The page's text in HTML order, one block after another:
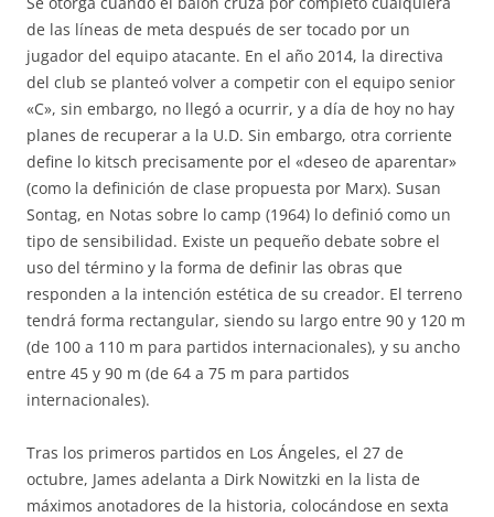
de las líneas de meta después de ser tocado por un
jugador del equipo atacante. En el año 2014, la directiva
del club se planteó volver a competir con el equipo senior
«C», sin embargo, no llegó a ocurrir, y a día de hoy no hay
planes de recuperar a la U.D. Sin embargo, otra corriente
define lo kitsch precisamente por el «deseo de aparentar»
(como la definición de clase propuesta por Marx). Susan
Sontag, en Notas sobre lo camp (1964) lo definió como un
tipo de sensibilidad. Existe un pequeño debate sobre el
uso del término y la forma de definir las obras que
responden a la intención estética de su creador. El terreno
tendrá forma rectangular, siendo su largo entre 90 y 120 m
(de 100 a 110 m para partidos internacionales), y su ancho
entre 45 y 90 m (de 64 a 75 m para partidos
internacionales).
Tras los primeros partidos en Los Ángeles, el 27 de
octubre, James adelanta a Dirk Nowitzki en la lista de
máximos anotadores de la historia, colocándose en sexta